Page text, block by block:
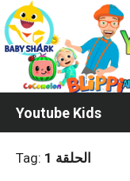
Skip
to
content
Youtube Kids
Tag: الحلقة 1